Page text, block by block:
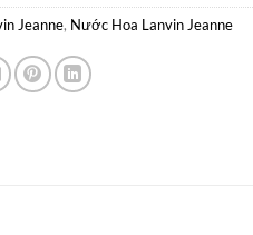
Jeanne, Nước Hoa Lanvin Jeanne